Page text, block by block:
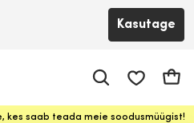
Kasutage
kes saab teada meie soodusmüügist!